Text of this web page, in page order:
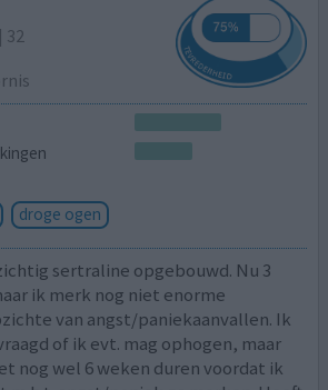
32
droge ogen
sertraline opgebouwd. Nu 3
ik merk nog niet enorme
van angst/paniekaanvallen. Ik
of ik evt. mag ophogen, maar
nog wel 6 weken duren voordat ik